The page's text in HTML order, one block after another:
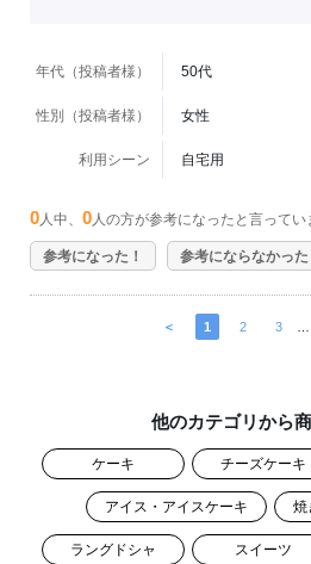
年代（投稿者様） 50代
性別（投稿者様） 女性
利用シーン 自宅用
0 人中、 0 人の方が参考になったと言ってい
参考になった！ 参考にならなかった
＜ 1 2 3
他のカテゴリから
ケーキ チーズケーキ
アイス・アイスケーキ 焼
ラングドシャ スイーツ